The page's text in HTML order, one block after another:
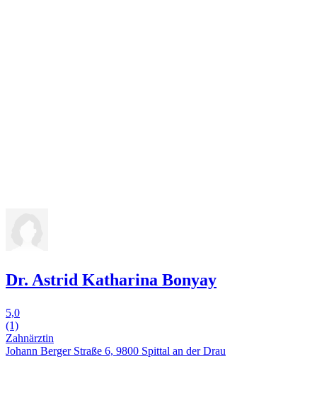
Dr. Astrid Katharina Bonyay
5,0
(1)
Zahnärztin
Johann Berger Straße 6, 9800 Spittal an der Drau